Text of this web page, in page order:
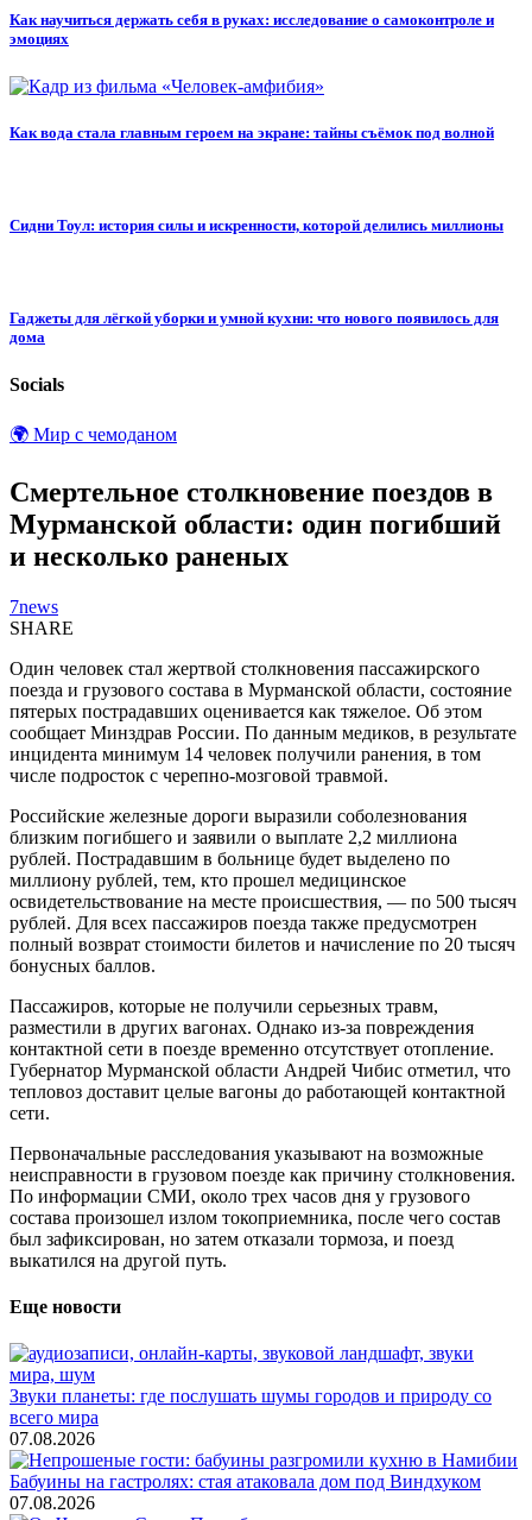
Как научиться держать себя в руках: исследование о самоконтроле и
эмоциях
Как вода стала главным героем на экране: тайны съёмок под волной
Сидни Тоул: история силы и искренности, которой делились миллионы
Гаджеты для лёгкой уборки и умной кухни: что нового появилось для
дома
Socials
🌍 Мир с чемоданом
Смертельное столкновение поездов в
Мурманской области: один погибший
и несколько раненых
7news
SHARE
Один человек стал жертвой столкновения пассажирского
поезда и грузового состава в Мурманской области, состояние
пятерых пострадавших оценивается как тяжелое. Об этом
сообщает Минздрав России. По данным медиков, в результате
инцидента минимум 14 человек получили ранения, в том
числе подросток с черепно-мозговой травмой.
Российские железные дороги выразили соболезнования
близким погибшего и заявили о выплате 2,2 миллиона
рублей. Пострадавшим в больнице будет выделено по
миллиону рублей, тем, кто прошел медицинское
освидетельствование на месте происшествия, — по 500 тысяч
рублей. Для всех пассажиров поезда также предусмотрен
полный возврат стоимости билетов и начисление по 20 тысяч
бонусных баллов.
Пассажиров, которые не получили серьезных травм,
разместили в других вагонах. Однако из-за повреждения
контактной сети в поезде временно отсутствует отопление.
Губернатор Мурманской области Андрей Чибис отметил, что
тепловоз доставит целые вагоны до работающей контактной
сети.
Первоначальные расследования указывают на возможные
неисправности в грузовом поезде как причину столкновения.
По информации СМИ, около трех часов дня у грузового
состава произошел излом токоприемника, после чего состав
был зафиксирован, но затем отказали тормоза, и поезд
выкатился на другой путь.
Еще новости
Звуки планеты: где послушать шумы городов и природу со
всего мира
07.08.2026
Бабуины на гастролях: стая атаковала дом под Виндхуком
07.08.2026